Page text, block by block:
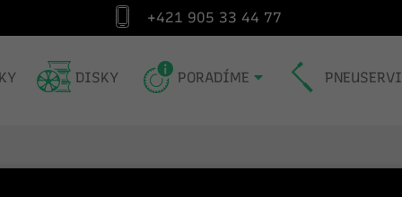
Špecialista na pneumatiky od roku 1991
+421 905 33 44 77
DISKY PORADÍME